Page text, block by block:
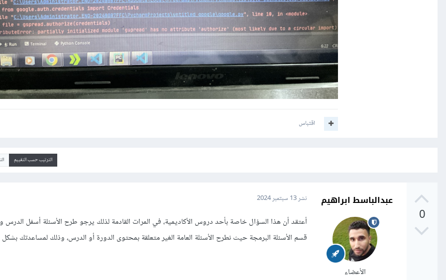
اقتباس
الترتيب حسب التقييم
0
عبدالباسط ابراهيم
الأعضاء
نشر13 سبتمبر 2024
أعتقد أن هذا السؤال خاصة بأحد دروس الأكاديمية، في المرات القادمة لذلك يرجو طرح الأسئلة أسفل
قسم الأسئلة البرمجة حيث نطرح الأسئلة العامة الغير متعلقة بمحتوى الدورة أو الدرس، وذلك لمساعدتك